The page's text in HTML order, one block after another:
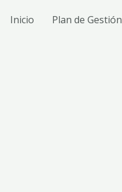
Inicio Plan de Gestión